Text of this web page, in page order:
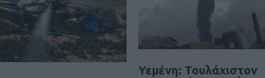
Υεμένη: Τουλάχιστον